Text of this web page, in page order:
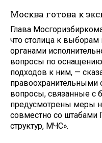
Москва готова к
Глава
что столица к выборам
органами
вопросы по оснащению
подходов к ним, —
правоохранительными
вопросы, связанные с
предусмотрены меры
совместно со штабами
структур, МЧС».